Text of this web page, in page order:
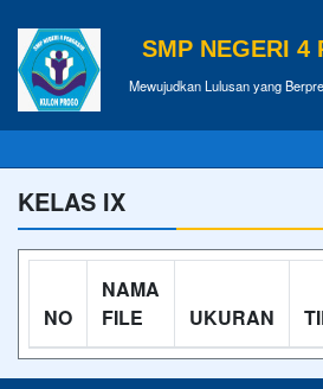
SMP NEGERI 4
Mewujudkan Lulusan yang
KELAS IX
NO
NAMA
FILE
UKURAN